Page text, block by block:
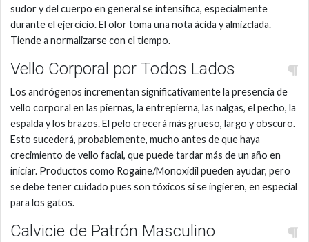
sudor y del cuerpo en general se intensifica, especialmente
durante el ejercicio. El olor toma una nota ácida y almizclada.
Tiende a normalizarse con el tiempo.
Vello Corporal por Todos Lados
Los andrógenos incrementan significativamente la presencia de
vello corporal en las piernas, la entrepierna, las nalgas, el pecho, la
espalda y los brazos. El pelo crecerá más grueso, largo y obscuro.
Esto sucederá, probablemente, mucho antes de que haya
crecimiento de vello facial, que puede tardar más de un año en
iniciar. Productos como Rogaine/Monoxidil pueden ayudar, pero
se debe tener cuidado pues son tóxicos si se ingieren, en especial
para los gatos.
Calvicie de Patrón Masculino